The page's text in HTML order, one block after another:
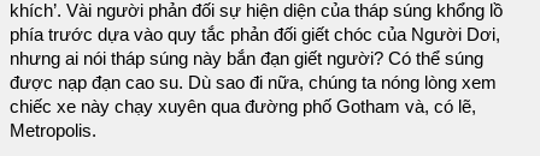
khích’. Vài người phản đối sự hiện diện của tháp súng khổng lồ
phía trước dựa vào quy tắc phản đối giết chóc của Người Dơi,
nhưng ai nói tháp súng này bắn đạn giết người? Có thể súng
được nạp đạn cao su. Dù sao đi nữa, chúng ta nóng lòng xem
chiếc xe này chạy xuyên qua đường phố Gotham và, có lẽ,
Metropolis.